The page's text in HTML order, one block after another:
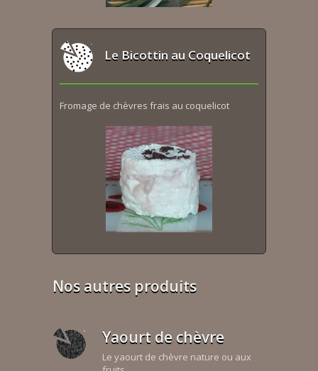
Le Bicottin au Coquelicot
Fromage de chèvres frais au coquelicot
Nos autres produits
Yaourt de chèvre
Le yaourt de chèvre nature ou aux